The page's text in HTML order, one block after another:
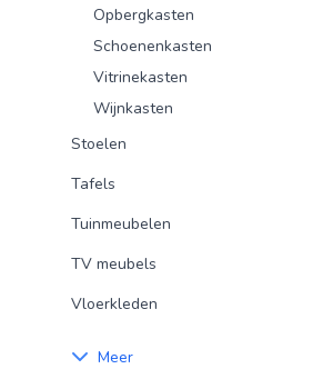
Opbergkasten
Schoenenkasten
Vitrinekasten
Wijnkasten
Stoelen
Tafels
Tuinmeubelen
TV meubels
Vloerkleden
Meer